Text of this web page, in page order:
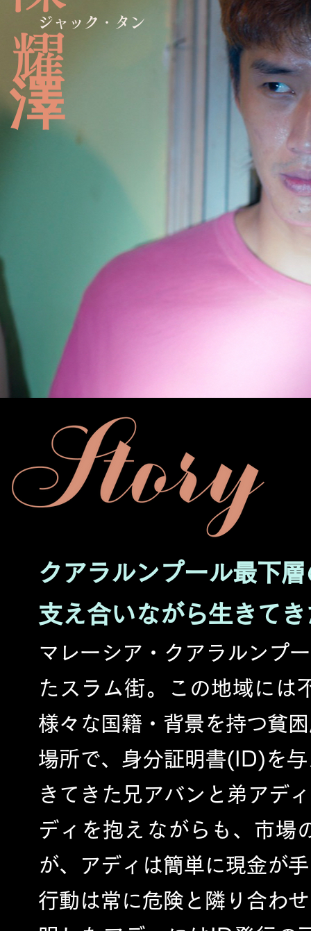
ジャック・タン
クアラルンプール最下
支え合いながら生きて
マレーシア・クアラルンプ
たスラム街。この地域には
様々な国籍・背景を持つ貧
場所で、身分証明書(ID)を
きてきた兄アバンと弟アデ
ディを抱えながらも、市場
が、アディは簡単に現金が
行動は常に危険と隣り合わ